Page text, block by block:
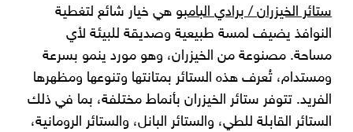
ستائر الخيزران / برادي البامبو هي خيار شائع لتغطية
النوافذ يضيف لمسة طبيعية وصديقة للبيئة لأي
مساحة. مصنوعة من الخيزران، وهو مورد ينمو بسرعة
ومستدام، تُعرف هذه الستائر بمتانتها وتنوعها ومظهرها
الفريد. تتوفر ستائر الخيزران بأنماط مختلفة، بما في ذلك
الستائر القابلة للطي، والستائر البانل، والستائر الرومانية،